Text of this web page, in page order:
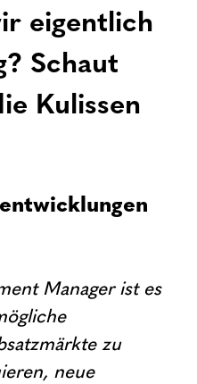
eigentlich
Schaut
Kulissen
Manager ist es
zu
neue